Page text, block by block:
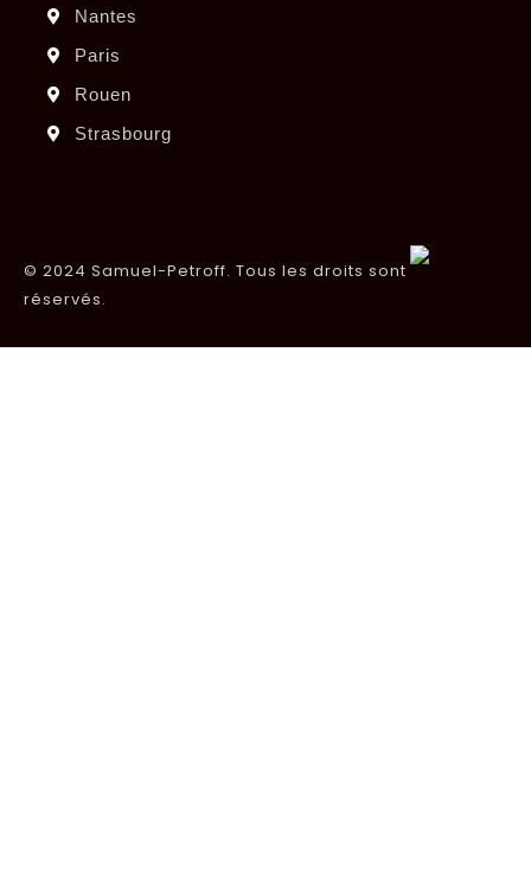
Nantes
Paris
Rouen
Strasbourg
© 2024 Samuel-Petroff. Tous les droits sont
réservés.